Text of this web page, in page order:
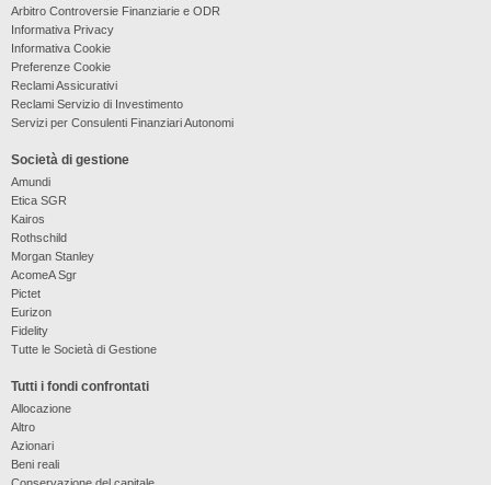
Arbitro Controversie Finanziarie e ODR
Informativa Privacy
Informativa Cookie
Preferenze Cookie
Reclami Assicurativi
Reclami Servizio di Investimento
Servizi per Consulenti Finanziari Autonomi
Società di gestione
Amundi
Etica SGR
Kairos
Rothschild
Morgan Stanley
AcomeA Sgr
Pictet
Eurizon
Fidelity
Tutte le Società di Gestione
Tutti i fondi confrontati
Allocazione
Altro
Azionari
Beni reali
Conservazione del capitale